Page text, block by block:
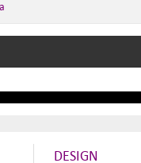
DESIGN